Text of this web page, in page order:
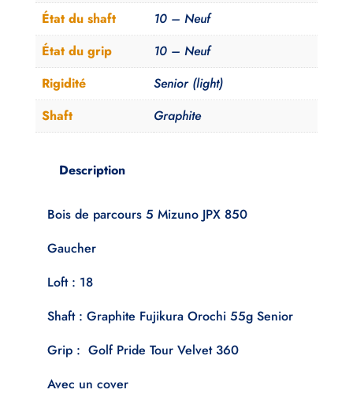
État du shaft
10 – Neuf
État du grip
10 – Neuf
Rigidité
Senior (light)
Shaft
Graphite
Description
Bois de parcours 5 Mizuno JPX 850
Gaucher
Loft : 18
Shaft : Graphite Fujikura Orochi 55g Senior
Grip : Golf Pride Tour Velvet 360
Avec un cover